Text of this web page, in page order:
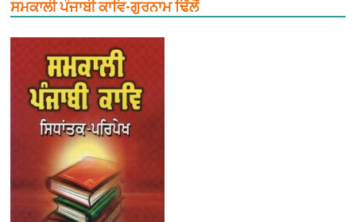
ਸਮਕਾਲੀ ਪੰਜਾਬੀ ਕਾਵਿ-ਗੁਰਨਾਮ ਢਿੱਲੋਂ